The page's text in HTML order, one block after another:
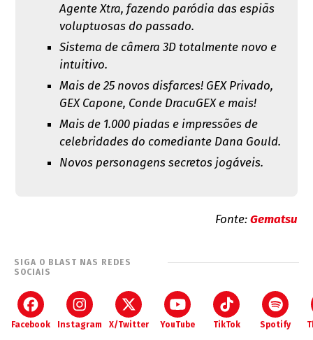
Agente Xtra, fazendo paródia das espiãs
voluptuosas do passado.
Sistema de câmera 3D totalmente novo e
intuitivo.
Mais de 25 novos disfarces! GEX Privado,
GEX Capone, Conde DracuGEX e mais!
Mais de 1.000 piadas e impressões de
celebridades do comediante Dana Gould.
Novos personagens secretos jogáveis.
Fonte:Gematsu
SIGA O BLAST NAS REDES
SOCIAIS
Facebook Instagram X/Twitter YouTube TikTok Spotify